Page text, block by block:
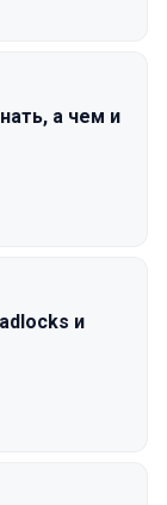
а чем и
и